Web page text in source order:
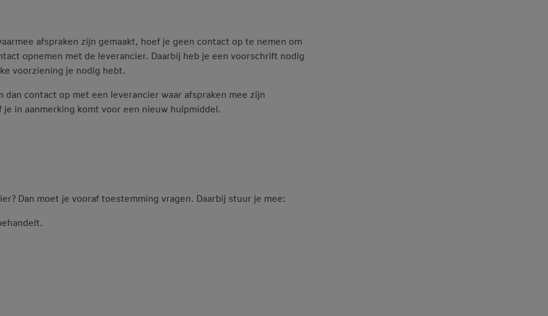
afspraken zijn gemaakt, hoef je geen contact op te nemen om
opnemen met de leverancier. Daarbij heb je een voorschrift nodig
voorziening je nodig hebt.
dan contact op met een leverancier waar afspraken mee zijn
in aanmerking komt voor een nieuw hulpmiddel.
Dan moet je vooraf toestemming vragen. Daarbij stuur je mee: